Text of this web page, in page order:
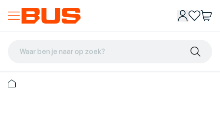
Waar ben je naar op zoek?